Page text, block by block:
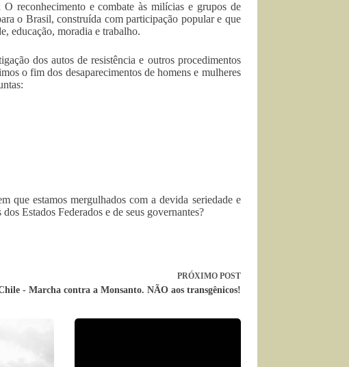
reconhecimento e combate às milícias e grupos de
o Brasil, construída com participação popular e que
educação, moradia e trabalho.
dos autos de resistência e outros procedimentos
o fim dos desaparecimentos de homens e mulheres
que estamos mergulhados com a devida seriedade e
Estados Federados e de seus governantes?
PRÓXIMO POST
- Marcha contra a Monsanto. NÃO aos transgênicos!